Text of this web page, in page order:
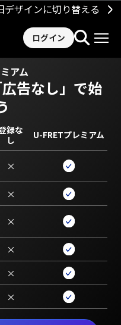
デザインに切り替える
ログイン
アム
広告なし」で始
録な
し
U-FRETプレミアム
×
×
×
×
×
×